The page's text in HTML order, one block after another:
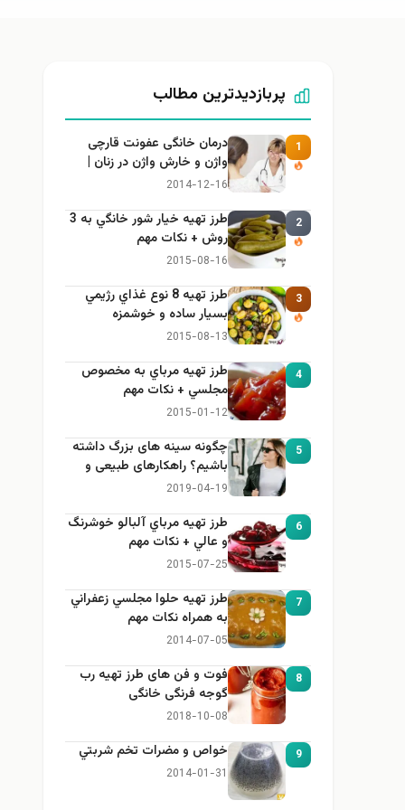
پربازدیدترین مطالب
1
درمان خانگی عفونت قارچی
واژن و خارش واژن در زنان |
راهنمای کامل، ایمن و کاربردی
2014-12-16
2
طرز تهيه خیار شور خانگي به 3
روش + نكات مهم
2015-08-16
3
طرز تهيه 8 نوع غذاي رژيمي
بسيار ساده و خوشمزه
2015-08-13
4
طرز تهيه مرباي به مخصوص
مجلسي + نكات مهم
2015-01-12
5
چگونه سینه های بزرگ داشته
باشیم؟ راهکارهای طبیعی و
خانگی برای بزرگ کردن سینه
2019-04-19
6
طرز تهيه مرباي آلبالو خوشرنگ
و عالي + نكات مهم
2015-07-25
7
طرز تهيه حلوا مجلسي زعفراني
به همراه نكات مهم
2014-07-05
8
فوت و فن های طرز تهیه رب
گوجه فرنگی خانگی
2018-10-08
9 خواص و مضرات تخم شربتي
2014-01-31